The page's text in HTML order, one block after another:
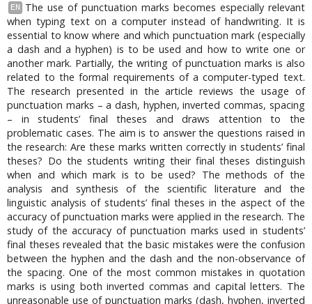
EN
The use of punctuation marks becomes especially relevant
when typing text on a computer instead of handwriting. It is
essential to know where and which punctuation mark (especially
a dash and a hyphen) is to be used and how to write one or
another mark. Partially, the writing of punctuation marks is also
related to the formal requirements of a computer-typed text.
The research presented in the article reviews the usage of
punctuation marks – a dash, hyphen, inverted commas, spacing
– in students’ final theses and draws attention to the
problematic cases. The aim is to answer the questions raised in
the research: Are these marks written correctly in students’ final
theses? Do the students writing their final theses distinguish
when and which mark is to be used? The methods of the
analysis and synthesis of the scientific literature and the
linguistic analysis of students’ final theses in the aspect of the
accuracy of punctuation marks were applied in the research. The
study of the accuracy of punctuation marks used in students’
final theses revealed that the basic mistakes were the confusion
between the hyphen and the dash and the non-observance of
the spacing. One of the most common mistakes in quotation
marks is using both inverted commas and capital letters. The
unreasonable use of punctuation marks (dash, hyphen, inverted